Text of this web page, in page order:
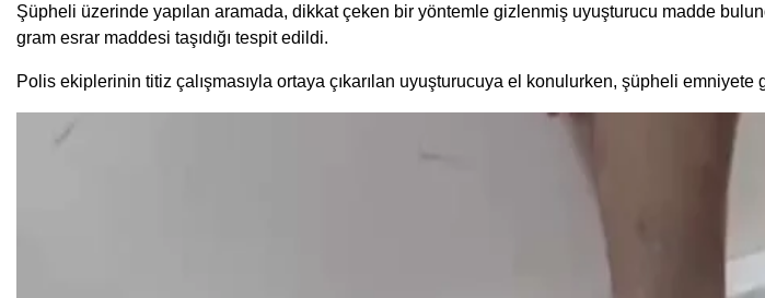
Şüpheli üzerinde yapılan aramada, dikkat çeken bir yöntemle gizlenmiş uyuşturucu madde
gram esrar maddesi taşıdığı tespit edildi.
Polis ekiplerinin titiz çalışmasıyla ortaya çıkarılan uyuşturucuya el konulurken, şüpheli emniyete